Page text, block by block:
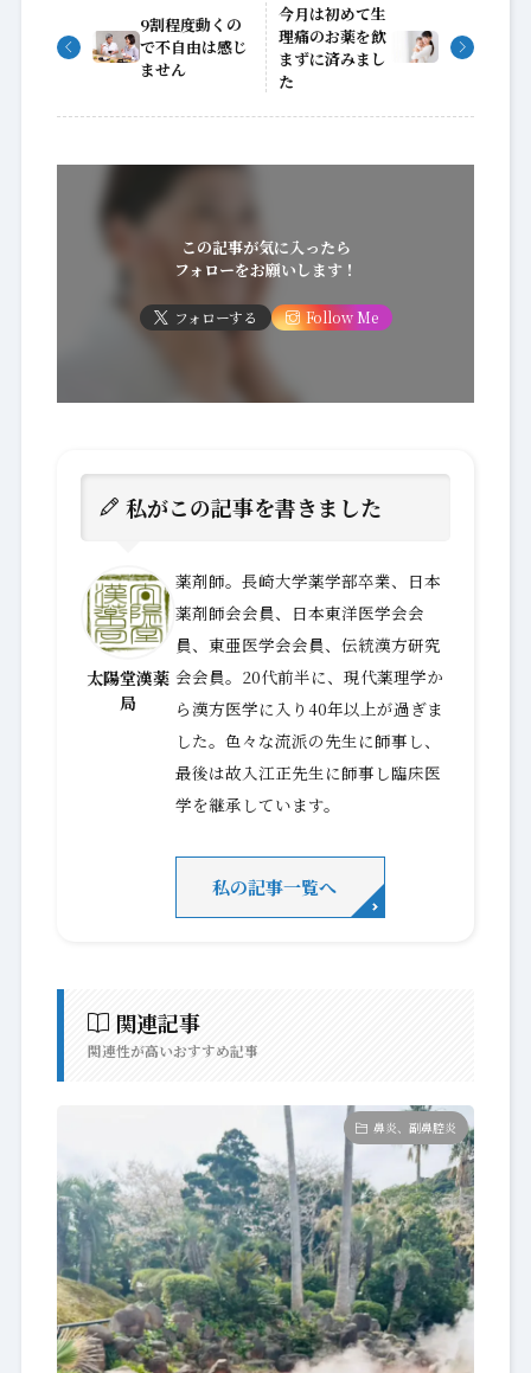
9割程度動くの
で不自由は感じ
ません
今月は初めて生
理痛のお薬を飲
まずに済みまし
た
この記事が気に入ったら
フォローをお願いします！
フォローする Follow Me
私がこの記事を書きました
太陽堂漢薬
局
薬剤師。長崎大学薬学部卒業、日本
薬剤師会会員、日本東洋医学会会
員、東亜医学会会員、伝統漢方研究
会会員。20代前半に、現代薬理学か
ら漢方医学に入り40年以上が過ぎま
した。色々な流派の先生に師事し、
最後は故入江正先生に師事し臨床医
学を継承しています。
私の記事一覧へ
関連記事
関連性が高いおすすめ記事
鼻炎、副鼻腔炎